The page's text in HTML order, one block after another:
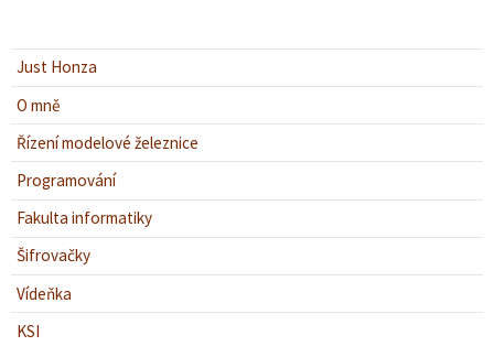
Just Honza
O mně
Řízení modelové železnice
Programování
Fakulta informatiky
Šifrovačky
Vídeňka
KSI